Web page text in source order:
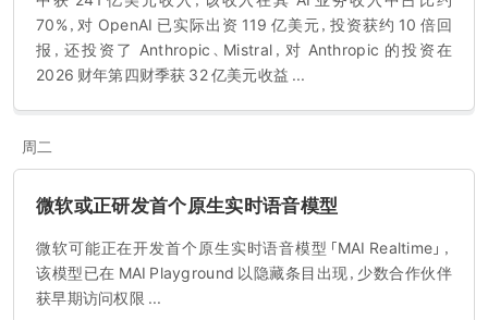
70%，对 OpenAI 已实际出资 119 亿美元，投资获约 10 倍回
报，还投资了 Anthropic、Mistral，对 Anthropic 的投资在
2026 财年第四财季获 32 亿美元收益 ...
周二
微软或正研发首个原生实时语音模型
微软可能正在开发首个原生实时语音模型「MAI Realtime」，
该模型已在 MAI Playground 以隐藏条目出现，少数合作伙伴
获早期访问权限 ...